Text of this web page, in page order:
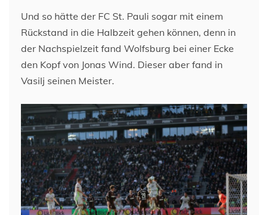
Und so hätte der FC St. Pauli sogar mit einem
Rückstand in die Halbzeit gehen können, denn in
der Nachspielzeit fand Wolfsburg bei einer Ecke
den Kopf von Jonas Wind. Dieser aber fand in
Vasilj seinen Meister.